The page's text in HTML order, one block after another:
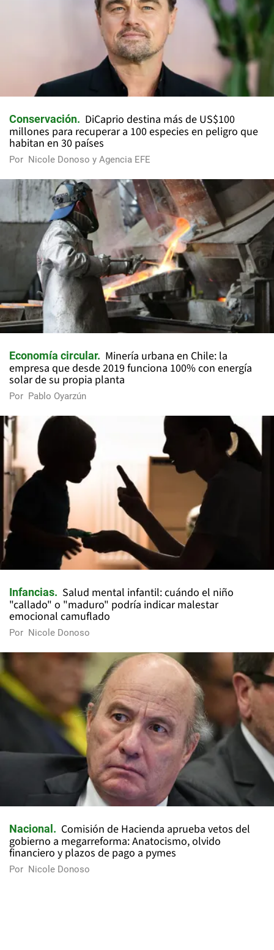
Conservación
DiCaprio destina más de US$100
millones para recuperar a 100 especies en peligro que
habitan en 30 países
Por Nicole Donoso y Agencia EFE
Economía circular
Minería urbana en Chile: la
empresa que desde 2019 funciona 100% con energía
solar de su propia planta
Por Pablo Oyarzún
Infancias
Salud mental infantil: cuándo el niño
"callado" o "maduro" podría indicar malestar
emocional camuflado
Por Nicole Donoso
Nacional
Comisión de Hacienda aprueba vetos del
gobierno a megarreforma: Anatocismo, olvido
financiero y plazos de pago a pymes
Por Nicole Donoso